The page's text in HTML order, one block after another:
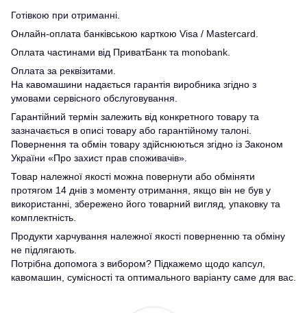
Готівкою при отриманні.
Онлайн-оплата банківською карткою Visa / Mastercard.
Оплата частинами від ПриватБанк та monobank.
Оплата за реквізитами.
На кавомашини надається гарантія виробника згідно з
умовами сервісного обслуговування.
Гарантійний термін залежить від конкретного товару та
зазначається в описі товару або гарантійному талоні.
Повернення та обмін товару здійснюються згідно із Законом
України «Про захист прав споживачів».
Товар належної якості можна повернути або обміняти
протягом 14 днів з моменту отримання, якщо він не був у
використанні, збережено його товарний вигляд, упаковку та
комплектність.
Продукти харчування належної якості поверненню та обміну
не підлягають.
Потрібна допомога з вибором? Підкажемо щодо капсул,
кавомашин, сумісності та оптимального варіанту саме для вас.